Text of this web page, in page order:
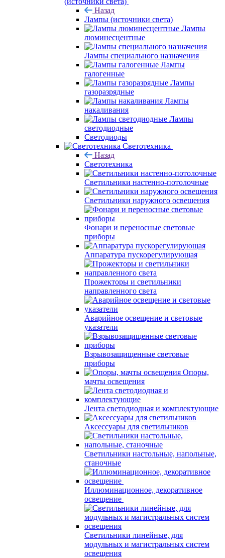
Назад
Лампы (источники света)
Лампы
люминесцентные
Лампы специального назначения
Лампы
галогенные
Лампы
газоразрядные
Лампы
накаливания
Лампы
светодиодные
Светодиоды
Светотехника
Назад
Светотехника
Светильники настенно-потолочные
Светильники наружного освещения
Фонари и переносные световые
приборы
Аппаратура пускорегулирующая
Прожекторы и светильники
направленного света
Аварийное освещение и световые
указатели
Взрывозащищенные световые
приборы
Опоры,
мачты освещения
Лента светодиодная и комплектующие
Аксессуары для светильников
Светильники настольные, напольные,
станочные
Иллюминационное, декоративное
освещение
Светильники линейные, для
модульных и магистральных систем
освещения